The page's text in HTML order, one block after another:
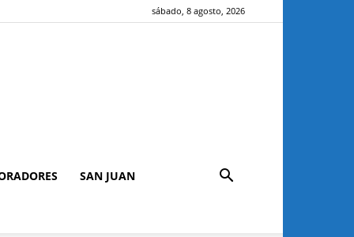
sábado, 8 agosto, 2026
SAN JUAN